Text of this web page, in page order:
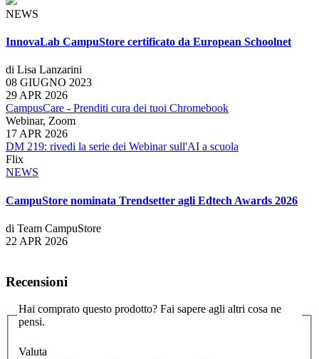
NEWS
InnovaLab CampuStore certificato da European Schoolnet
di Lisa Lanzarini
08 GIUGNO 2023
29 APR 2026
CampusCare - Prenditi cura dei tuoi Chromebook
Webinar, Zoom
17 APR 2026
DM 219: rivedi la serie dei Webinar sull'AI a scuola
Flix
NEWS
CampuStore nominata Trendsetter agli Edtech Awards 2026
di Team CampuStore
22 APR 2026
Recensioni
Hai comprato questo prodotto? Fai sapere agli altri cosa ne
pensi.
Valuta